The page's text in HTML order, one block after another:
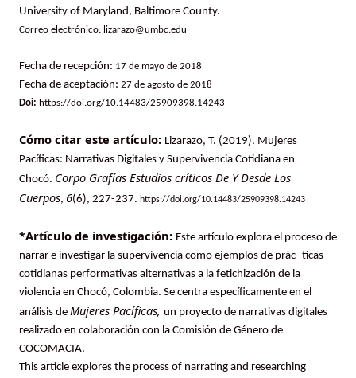
University of Maryland, Baltimore County.
Correo electrónico: lizarazo@umbc.edu
Fecha de recepción: 17 de mayo de 2018
Fecha de aceptación: 27 de agosto de 2018
Doi: https://doi.org/10.14483/25909398.14243
Cómo citar este artículo: Lizarazo, T. (2019). Mujeres
Pacíficas: Narrativas Digitales y Supervivencia Cotidiana en
Chocó. Corpo Grafías Estudios críticos De Y Desde Los
Cuerpos, 6(6), 227-237. https://doi.org/10.14483/25909398.14243
*Artículo de investigación: Este artículo explora el proceso de
narrar e investigar la supervivencia como ejemplos de prác- ticas
cotidianas performativas alternativas a la fetichización de la
violencia en Chocó, Colombia. Se centra específicamente en el
análisis de Mujeres Pacíficas, un proyecto de narrativas digitales
realizado en colaboración con la Comisión de Género de
COCOMACIA.
This article explores the process of narrating and researching